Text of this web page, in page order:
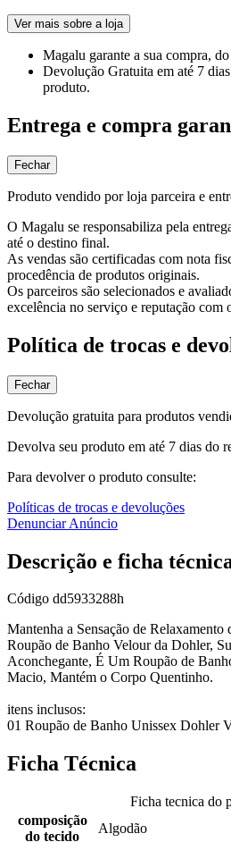
Ver mais sobre a loja
Magalu garante a sua compra,
Devolução Gratuita em até 7
produto.
Entrega e compra
Fechar
Produto vendido por loja parceira e
O Magalu se responsabiliza pela
até o destino final.
As vendas são certificadas com nota
procedência de produtos originais.
Os parceiros são selecionados e
excelência no serviço e reputação com
Política de trocas e
Fechar
Devolução gratuita para produtos
Devolva seu produto em até 7 dias do
Para devolver o produto consulte:
Políticas de trocas e devoluções
Denunciar Anúncio
Descrição e ficha
Código dd5933288h
Mantenha a Sensação de
Roupão de Banho Velour da Dohler,
Aconchegante, É Um Roupão de
Macio, Mantém o Corpo Quentinho.
itens inclusos:
01 Roupão de Banho Unissex Dohler
Ficha Técnica
Ficha tecnica do
composição
do tecido
Algodão